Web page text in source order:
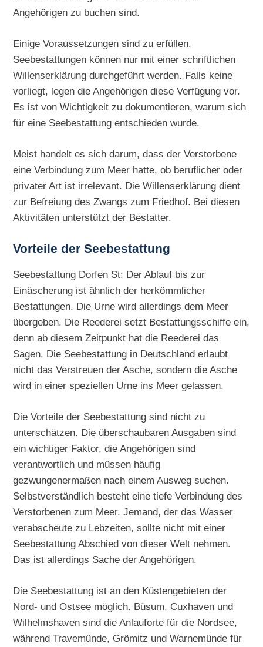
Angehörigen zu buchen sind.
Einige Voraussetzungen sind zu erfüllen.
Seebestattungen können nur mit einer schriftlichen
Willenserklärung durchgeführt werden. Falls keine
vorliegt, legen die Angehörigen diese Verfügung vor.
Es ist von Wichtigkeit zu dokumentieren, warum sich
für eine Seebestattung entschieden wurde.
Meist handelt es sich darum, dass der Verstorbene
eine Verbindung zum Meer hatte, ob beruflicher oder
privater Art ist irrelevant. Die Willenserklärung dient
zur Befreiung des Zwangs zum Friedhof. Bei diesen
Aktivitäten unterstützt der Bestatter.
Vorteile der Seebestattung
Seebestattung Dorfen St: Der Ablauf bis zur
Einäscherung ist ähnlich der herkömmlicher
Bestattungen. Die Urne wird allerdings dem Meer
übergeben. Die Reederei setzt Bestattungsschiffe ein,
denn ab diesem Zeitpunkt hat die Reederei das
Sagen. Die Seebestattung in Deutschland erlaubt
nicht das Verstreuen der Asche, sondern die Asche
wird in einer speziellen Urne ins Meer gelassen.
Die Vorteile der Seebestattung sind nicht zu
unterschätzen. Die überschaubaren Ausgaben sind
ein wichtiger Faktor, die Angehörigen sind
verantwortlich und müssen häufig
gezwungenermaßen nach einem Ausweg suchen.
Selbstverständlich besteht eine tiefe Verbindung des
Verstorbenen zum Meer. Jemand, der das Wasser
verabscheute zu Lebzeiten, sollte nicht mit einer
Seebestattung Abschied von dieser Welt nehmen.
Das ist allerdings Sache der Angehörigen.
Die Seebestattung ist an den Küstengebieten der
Nord- und Ostsee möglich. Büsum, Cuxhaven und
Wilhelmshaven sind die Anlauforte für die Nordsee,
während Travemünde, Grömitz und Warnemünde für